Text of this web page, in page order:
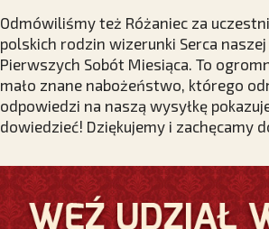
Odmówiliśmy też Różaniec za
polskich rodzin wizerunki Serca
Pierwszych Sobót Miesiąca. To
mało znane nabożeństwo, którego
odpowiedzi na naszą wysyłkę
dowiedzieć! Dziękujemy i zachęcamy